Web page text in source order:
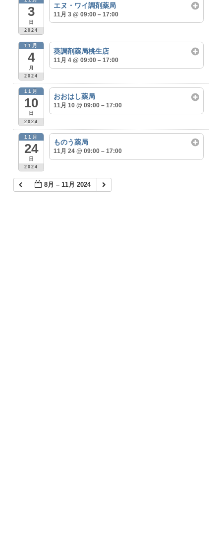
3
日
2024
エヌ・ワイ調剤薬局
11月 3 @ 09:00 – 17:00
11月
4
月
2024
葵調剤薬局桃生店
11月 4 @ 09:00 – 17:00
11月
10
日
2024
おおはし薬局
11月 10 @ 09:00 – 17:00
11月
24
日
2024
ものう薬局
11月 24 @ 09:00 – 17:00
8月 – 11月 2024